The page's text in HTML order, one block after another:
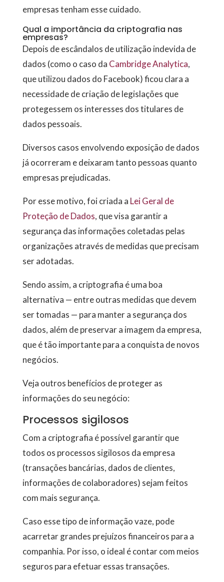
empresas tenham esse cuidado.
Qual a importância da criptografia nas
empresas?
Depois de escândalos de utilização indevida de
dados (como o caso da Cambridge Analytica,
que utilizou dados do Facebook) ficou clara a
necessidade de criação de legislações que
protegessem os interesses dos titulares de
dados pessoais.
Diversos casos envolvendo exposição de dados
já ocorreram e deixaram tanto pessoas quanto
empresas prejudicadas.
Por esse motivo, foi criada a Lei Geral de
Proteção de Dados, que visa garantir a
segurança das informações coletadas pelas
organizações através de medidas que precisam
ser adotadas.
Sendo assim, a criptografia é uma boa
alternativa — entre outras medidas que devem
ser tomadas — para manter a segurança dos
dados, além de preservar a imagem da empresa,
que é tão importante para a conquista de novos
negócios.
Veja outros benefícios de proteger as
informações do seu negócio:
Processos sigilosos
Com a criptografia é possível garantir que
todos os processos sigilosos da empresa
(transações bancárias, dados de clientes,
informações de colaboradores) sejam feitos
com mais segurança.
Caso esse tipo de informação vaze, pode
acarretar grandes prejuízos financeiros para a
companhia. Por isso, o ideal é contar com meios
seguros para efetuar essas transações.